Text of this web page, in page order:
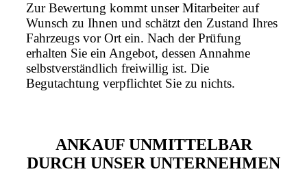
Zur Bewertung kommt unser Mitarbeiter auf
Wunsch zu Ihnen und schätzt den Zustand Ihres
Fahrzeugs vor Ort ein. Nach der Prüfung
erhalten Sie ein Angebot, dessen Annahme
selbstverständlich freiwillig ist. Die
Begutachtung verpflichtet Sie zu nichts.
ANKAUF UNMITTELBAR
DURCH UNSER UNTERNEHMEN